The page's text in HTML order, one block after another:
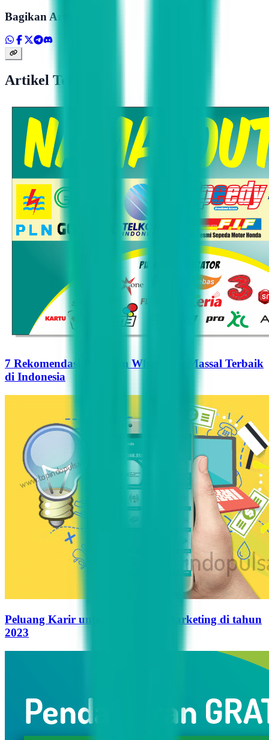
Bagikan Artikel
Artikel Terkait
7 Rekomendasi Pengirim WhatsApp Massal Terbaik
di Indonesia
Peluang Karir untuk Influencer Marketing di tahun
2023